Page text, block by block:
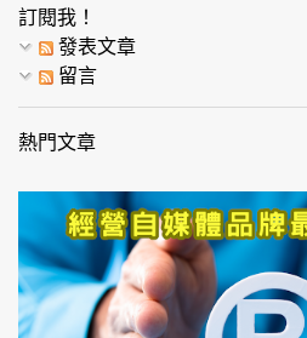
訂閱我！
發表文章
留言
熱門文章